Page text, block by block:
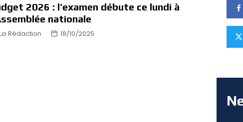
2026 : l’examen débute ce lundi à
nationale
Rédaction 18/10/2025